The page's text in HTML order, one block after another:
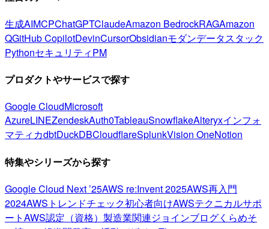
生成AIMCPChatGPTClaudeAmazon BedrockRAGAmazon
QGitHub CopilotDevinCursorObsidianモダンデータスタック
PythonセキュリティPM
プロダクトやサービスで探す
Google CloudMicrosoft
AzureLINEZendeskAuth0TableauSnowflakeAlteryxインフォ
マティカdbtDuckDBCloudflareSplunkVision OneNotion
特集やシリーズから探す
Google Cloud Next ’25AWS re:Invent 2025AWS再入門
2024AWSトレンドチェック初心者向けAWSテクニカルサポ
ートAWS認定（資格） 製造業関連ジョインブログくらめそ